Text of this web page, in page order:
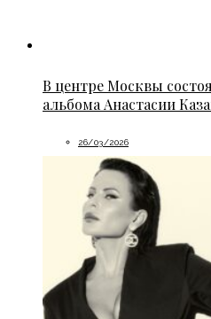
В центре Москвы
альбома Анастасии
26/03/2026